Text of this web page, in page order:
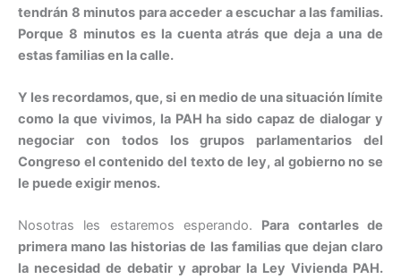
tendrán 8 minutos para acceder a escuchar a las familias.
Porque 8 minutos es la cuenta atrás que deja a una de
estas familias en la calle.
Y les recordamos, que, si en medio de una situación límite
como la que vivimos, la PAH ha sido capaz de dialogar y
negociar con todos los grupos parlamentarios del
Congreso el contenido del texto de ley, al gobierno no se
le puede exigir menos.
Nosotras les estaremos esperando. Para contarles de
primera mano las historias de las familias que dejan claro
la necesidad de debatir y aprobar la Ley Vivienda PAH.